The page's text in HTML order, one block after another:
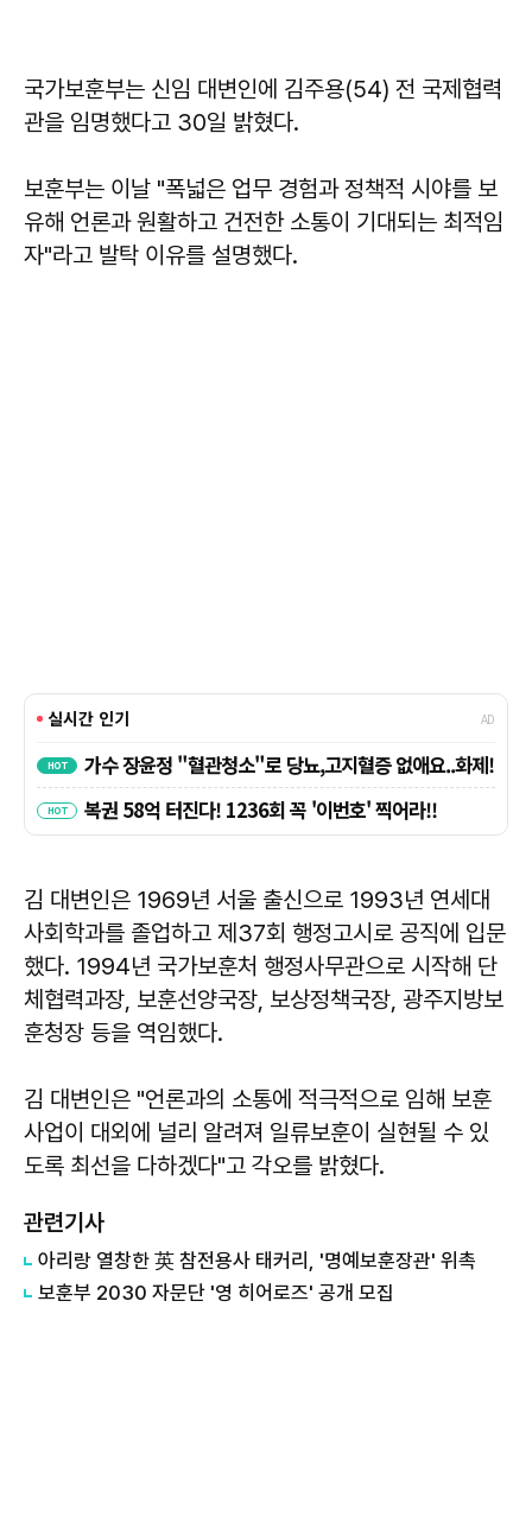
국가보훈부는 신임 대변인에 김주용(54) 전 국제협력
관을 임명했다고 30일 밝혔다.
보훈부는 이날 "폭넓은 업무 경험과 정책적 시야를 보
유해 언론과 원활하고 건전한 소통이 기대되는 최적임
자"라고 발탁 이유를 설명했다.
김 대변인은 1969년 서울 출신으로 1993년 연세대
사회학과를 졸업하고 제37회 행정고시로 공직에 입문
했다. 1994년 국가보훈처 행정사무관으로 시작해 단
체협력과장, 보훈선양국장, 보상정책국장, 광주지방보
훈청장 등을 역임했다.
김 대변인은 "언론과의 소통에 적극적으로 임해 보훈
사업이 대외에 널리 알려져 일류보훈이 실현될 수 있
도록 최선을 다하겠다"고 각오를 밝혔다.
관련기사
​아리랑 열창한 英 참전용사 태커리, '명예보훈장관' 위촉
​보훈부 2030 자문단 '영 히어로즈' 공개 모집